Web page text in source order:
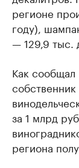
регионе
году),
— 129,9 тыс.
Как сообщал
за 1 млрд
региона